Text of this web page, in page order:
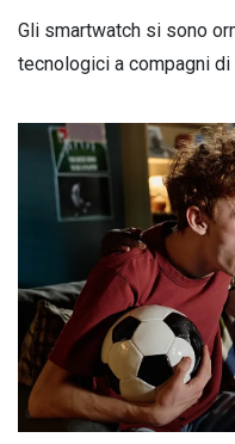
Gli smartwatch si sono
tecnologici a compagni di